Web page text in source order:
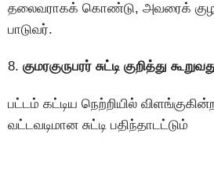
தலைவராகக் காெண்டு, அவரைக்
பாடுவர்.
8. குமரகுருபரர் சுட்டி குறித்து
பட்டம் கட்டிய நெற்றியில்
வட்டவடிமான சுட்டி பதிந்தாடட்டும்